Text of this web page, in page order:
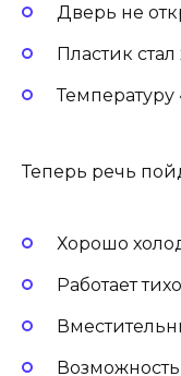
Дверь не
Пластик
Температуру
Теперь речь
Хорошо
Работает тихо